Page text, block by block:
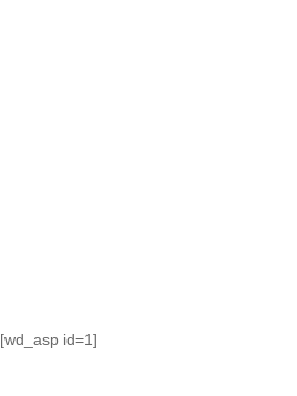
[wd_asp id=1]